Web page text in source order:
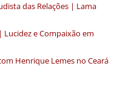
das Relações | Lama
Lucidez e Compaixão em
Henrique Lemes no Ceará